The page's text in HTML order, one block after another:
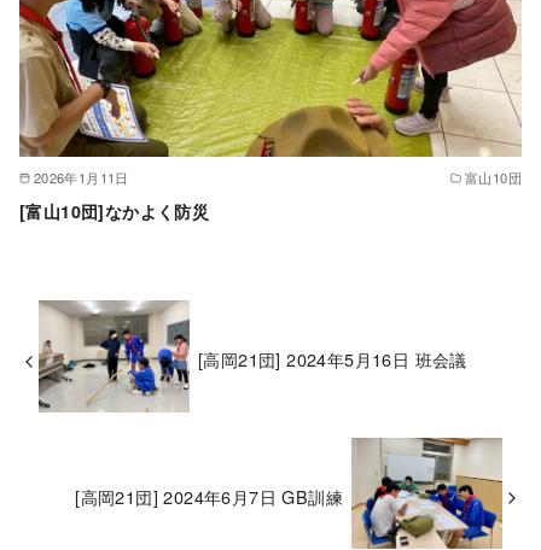
2026年1月11日 富山10団
[富山10団]なかよく防災
[高岡21団] 2024年5月16日 班会議
[高岡21団] 2024年6月7日 GB訓練